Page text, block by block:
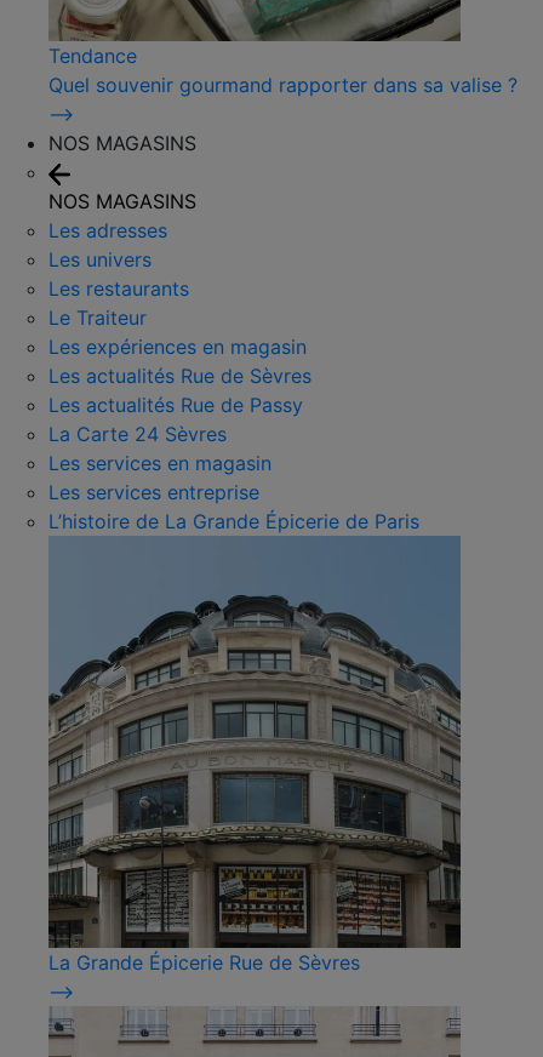
Tendance
Quel souvenir gourmand rapporter dans sa valise ?
⟶
NOS MAGASINS
NOS MAGASINS
Les adresses
Les univers
Les restaurants
Le Traiteur
Les expériences en magasin
Les actualités Rue de Sèvres
Les actualités Rue de Passy
La Carte 24 Sèvres
Les services en magasin
Les services entreprise
L’histoire de La Grande Épicerie de Paris
La Grande Épicerie Rue de Sèvres
⟶